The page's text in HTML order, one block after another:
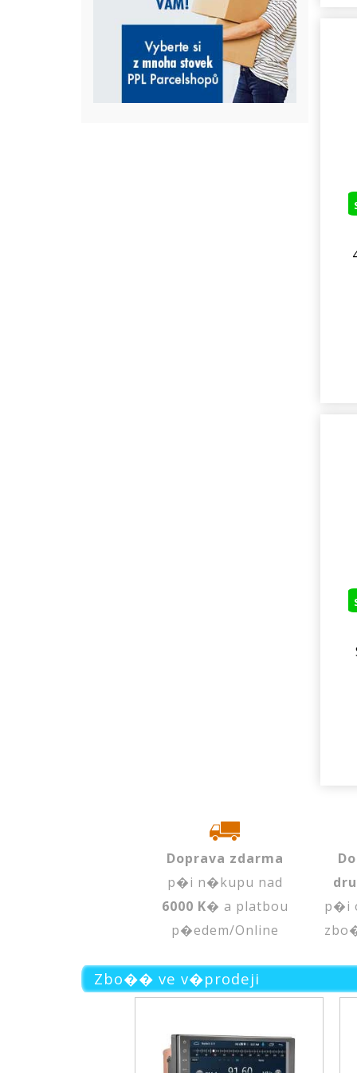
Doprava zdarma
p�i n�kupu nad
6000 K� a platbou
p�edem/Online
p�i
Zbo�� ve v�prodeji